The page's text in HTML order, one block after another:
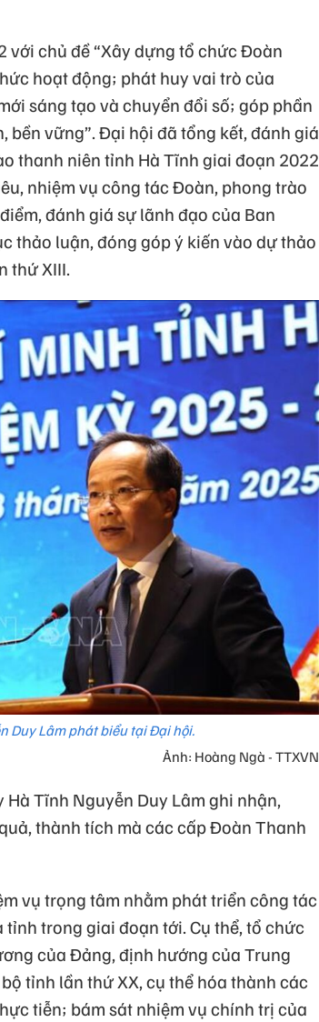
chủ đề “Xây dựng tổ chức Đoàn
hoạt động; phát huy vai trò của
sáng tạo và chuyển đổi số; góp phần
vững”. Đại hội đã tổng kết, đánh giá
thanh niên tỉnh Hà Tĩnh giai đoạn 2022
nhiệm vụ công tác Đoàn, phong trào
đánh giá sự lãnh đạo của Ban
thảo luận, đóng góp ý kiến vào dự thảo
thứ XIII.
Duy Lâm phát biểu tại Đại hội.
Ảnh: Hoàng Ngà - TTXVN
Tĩnh Nguyễn Duy Lâm ghi nhận,
thành tích mà các cấp Đoàn Thanh
vụ trọng tâm nhằm phát triển công tác
trong giai đoạn tới. Cụ thể, tổ chức
của Đảng, định hướng của Trung
tỉnh lần thứ XX, cụ thể hóa thành các
tiễn; bám sát nhiệm vụ chính trị của